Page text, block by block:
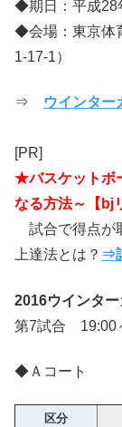
◆期日：平成28
◆会場：東京体
1-17-1）
⇒ ウインター
[PR]
★バスケットボ
なる方法～【bj
試合で得点が
上達法とは？ ⇒
2016ウインタ
第7試合 19:00
◆Ａコート
区分